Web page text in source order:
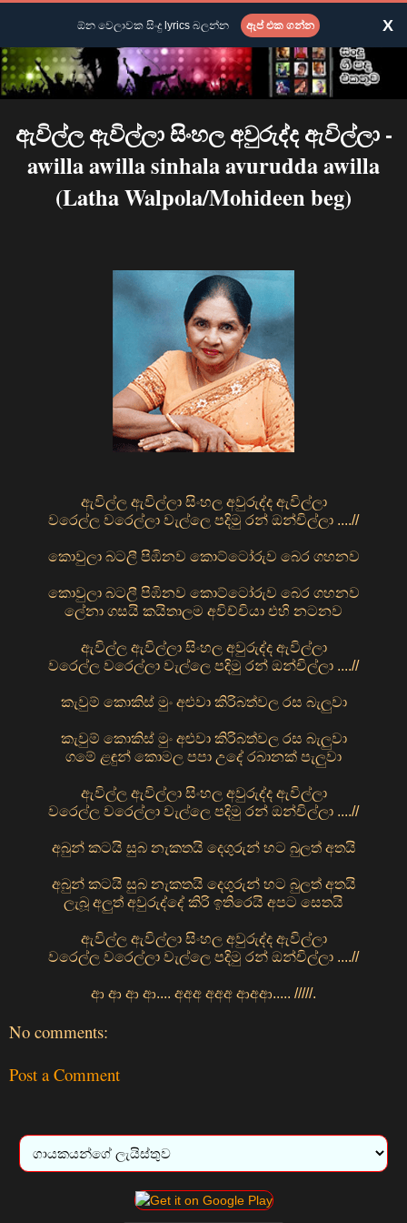
ඇවිල්ල ඇවිල්ලා සිංහල අවුරුද්ද ඇවිල්ලා -
awilla awilla sinhala avurudda awilla
(Latha Walpola/Mohideen beg)
ඇවිල්ල ඇවිල්ලා සිංහල අවුරුද්ද ඇවිල්ලා
වරෙල්ල වරෙල්ලා වැල්ලෙ පදිමු රන් ඔන්චිල්ලා ....//
කොවුලා බටලී පිඹිනව කොට්ටෝරුව බෙර ගහනව
කොවුලා බටලී පිඹිනව කොට්ටෝරුව බෙර ගහනව
ලේනා ගසයි කයිතාලම අවිච්චියා එහි නටනව
ඇවිල්ල ඇවිල්ලා සිංහල අවුරුද්ද ඇවිල්ලා
වරෙල්ල වරෙල්ලා වැල්ලෙ පදිමු රන් ඔන්චිල්ලා ....//
කැවුම් කොකිස් මුං අළුවා කිරිබත්වල රස බැලුවා
කැවුම් කොකිස් මුං අළුවා කිරිබත්වල රස බැලුවා
ගමේ ළඳුන් කොමල පපා උදේ රබානක් පැලුවා
ඇවිල්ල ඇවිල්ලා සිංහල අවුරුද්ද ඇවිල්ලා
වරෙල්ල වරෙල්ලා වැල්ලෙ පදිමු රන් ඔන්චිල්ලා ....//
අබුන් කටයි සුබ නැකතයි දෙගුරුන් හට බුලත් අතයි
අබුන් කටයි සුබ නැකතයි දෙගුරුන් හට බුලත් අතයි
ලැබූ අලුත් අවුරුද්දේ කිරි ඉතිරෙයි අපට සෙතයි
ඇවිල්ල ඇවිල්ලා සිංහල අවුරුද්ද ඇවිල්ලා
වරෙල්ල වරෙල්ලා වැල්ලෙ පදිමු රන් ඔන්චිල්ලා ....//
ආ ආ ආ ආ.... අඅඅ අඅඅ ආඅආ..... /////.
No comments:
Post a Comment
ඕන වෙලාවක සිංදු lyrics බලන්න ඇප් එක ගන්න X